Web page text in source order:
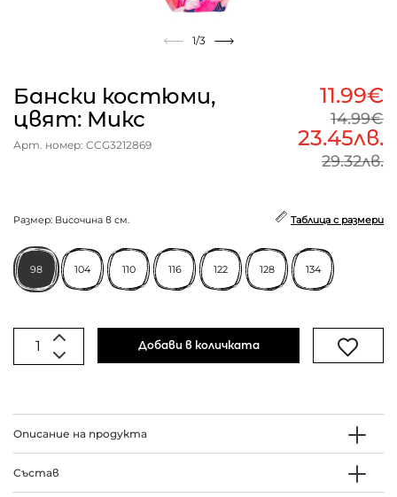
1/3
Бански костюми,
цвят: Микс
Арт. номер: CCG3212869
11.99€
14.99€
23.45лв.
29.32лв.
Размер: Височина в см. Таблица с размери
98 104 110 116 122 128 134
Добави в количката
Описание на продукта
Състав